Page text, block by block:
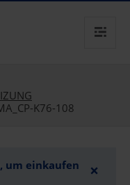
K76-108
, um einkaufen
×